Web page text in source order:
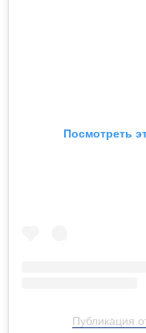
Посмотреть
Публикация